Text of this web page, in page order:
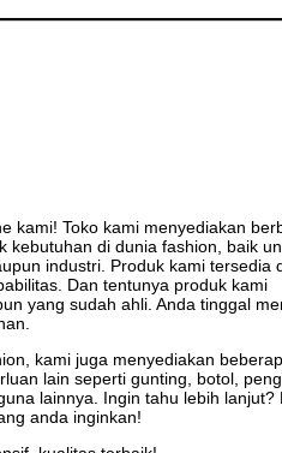
kami! Toko kami menyediakan
kebutuhan di dunia fashion, baik
industri. Produk kami tersedia
Dan tentunya produk kami
yang sudah ahli. Anda tinggal
kami juga menyediakan
lain seperti gunting, botol,
lainnya. Ingin tahu lebih lanjut?
anda inginkan!